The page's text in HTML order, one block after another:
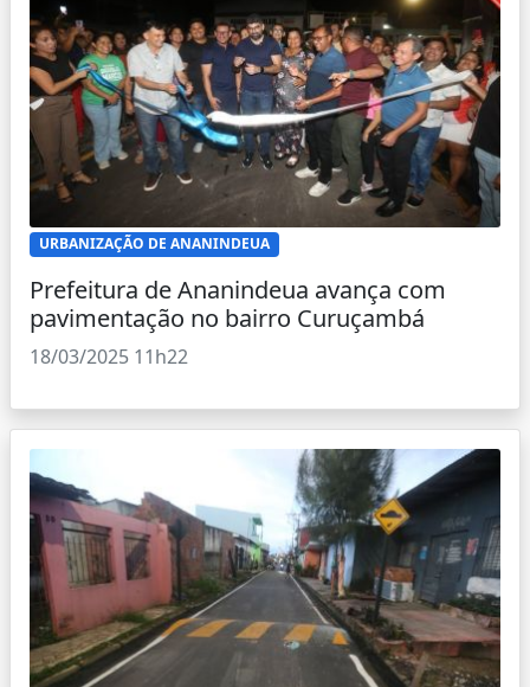
URBANIZAÇÃO DE ANANINDEUA
Prefeitura de Ananindeua avança com
pavimentação no bairro Curuçambá
18/03/2025 11h22